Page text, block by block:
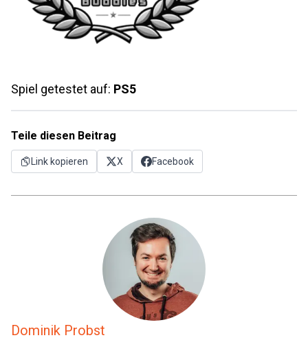
Spiel getestet auf: PS5
Teile diesen Beitrag
Link kopieren X Facebook
Dominik Probst